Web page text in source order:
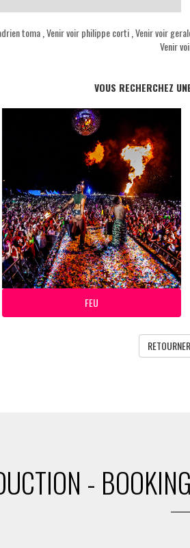
toma, Venir voir philippe corti, Venir voir
Venir
VOUS RECHERCHEZ
FEU
-